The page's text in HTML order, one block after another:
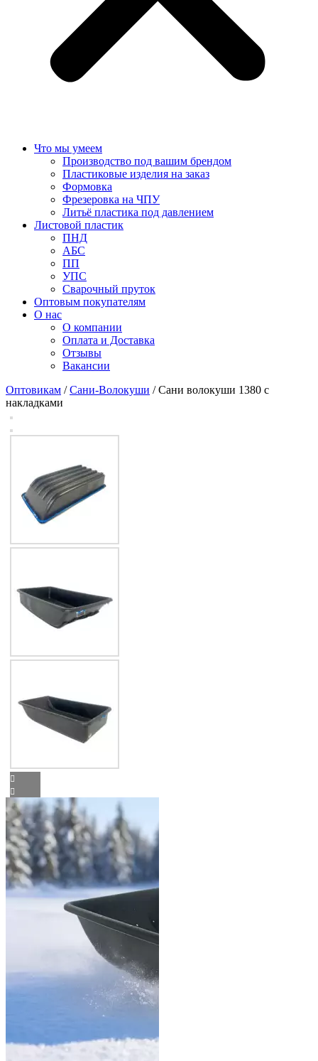
Что мы умеем
Производство под вашим брендом
Пластиковые изделия на заказ
Формовка
Фрезеровка на ЧПУ
Литьё пластика под давлением
Листовой пластик
ПНД
АБС
ПП
УПС
Сварочный пруток
Оптовым покупателям
О нас
О компании
Оплата и Доставка
Отзывы
Вакансии
Оптовикам /Сани-Волокуши / Сани волокуши 1380 с
накладками